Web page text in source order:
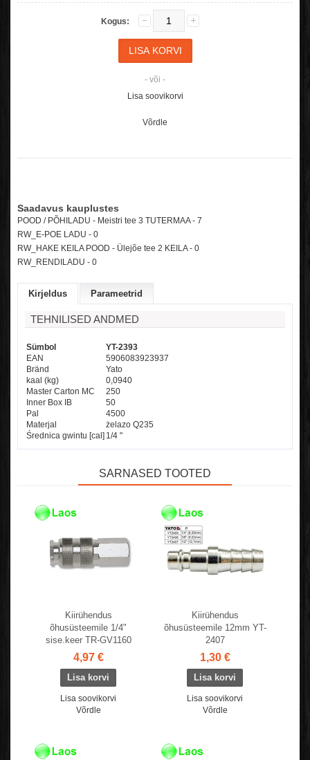
Kogus:
- või -
Lisa soovikorvi
Võrdle
Saadavus kauplustes
POOD / PÕHILADU - Meistri tee 3 TUTERMAA - 7
RW_E-POE LADU - 0
RW_HAKE KEILA POOD - Ülejõe tee 2 KEILA - 0
RW_RENDILADU - 0
Kirjeldus Parameetrid
TEHNILISED ANDMED
Sümbol
YT-2393
EAN
5906083923937
Bränd
Yato
kaal (kg)
0,0940
Master Carton MC
250
Inner Box IB
50
Pal
4500
Materjal
żelazo Q235
Średnica gwintu [cal] 1/4 "
SARNASED TOOTED
Kiirühendus
õhusüsteemile 1/4"
sise.keer TR-GV1160
4,97 €
Lisa soovikorvi
Võrdle
Kiirühendus
õhusüsteemile 12mm YT-
2407
1,30 €
Lisa soovikorvi
Võrdle